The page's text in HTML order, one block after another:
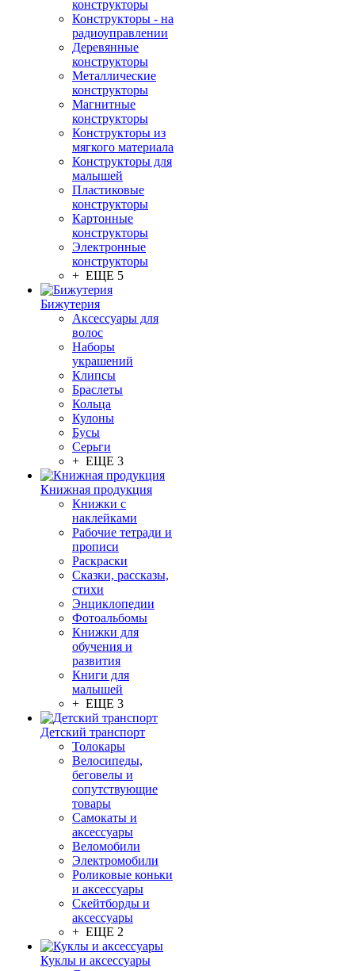
конструкторы
Конструкторы - на
радиоуправлении
Деревянные
конструкторы
Металлические
конструкторы
Магнитные
конструкторы
Конструкторы из
мягкого материала
Конструкторы для
малышей
Пластиковые
конструкторы
Картонные
конструкторы
Электронные
конструкторы
+ ЕЩЕ 5
Бижутерия
Аксессуары для
волос
Наборы
украшений
Клипсы
Браслеты
Кольца
Кулоны
Бусы
Серьги
+ ЕЩЕ 3
Книжная продукция
Книжки с
наклейками
Рабочие тетради и
прописи
Раскраски
Сказки, рассказы,
стихи
Энциклопедии
Фотоальбомы
Книжки для
обучения и
развития
Книги для
малышей
+ ЕЩЕ 3
Детский транспорт
Толокары
Велосипеды,
беговелы и
сопутствующие
товары
Самокаты и
аксессуары
Веломобили
Электромобили
Роликовые коньки
и аксессуары
Скейтборды и
аксессуары
+ ЕЩЕ 2
Куклы и аксессуары